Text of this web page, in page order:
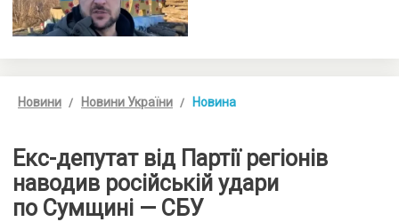
Новини Новини України Новина
Екс-депутат від Партії регіонів
наводив російській удари
по Сумщині — СБУ